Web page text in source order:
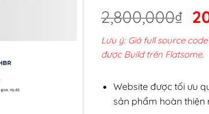
2,800,000₫
Lưu ý: Giá full source
được Build trên Flatsome.
Website được tối ưu
sản phẩm hoàn thiện